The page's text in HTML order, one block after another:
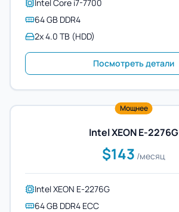
Intel Core i7-7700
64 GB DDR4
2x 4.0 TB (HDD)
Посмотреть детали
Мощнее
Intel XEON E-2276G
$143 /месяц
Intel XEON E-2276G
64 GB DDR4 ECC